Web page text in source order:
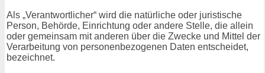
Als „Verantwortlicher“ wird die natürliche oder juristische
Person, Behörde, Einrichtung oder andere Stelle, die allein
oder gemeinsam mit anderen über die Zwecke und Mittel der
Verarbeitung von personenbezogenen Daten entscheidet,
bezeichnet.